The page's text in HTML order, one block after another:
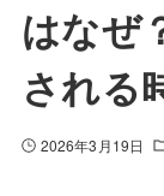
はなぜ
される
2026年3月19日